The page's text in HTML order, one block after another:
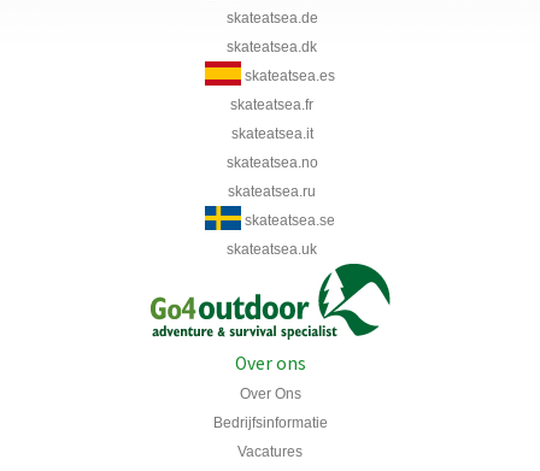
skateatsea.de
skateatsea.dk
skateatsea.es
skateatsea.fr
skateatsea.it
skateatsea.no
skateatsea.ru
skateatsea.se
skateatsea.uk
Over ons
Over Ons
Bedrijfsinformatie
Vacatures